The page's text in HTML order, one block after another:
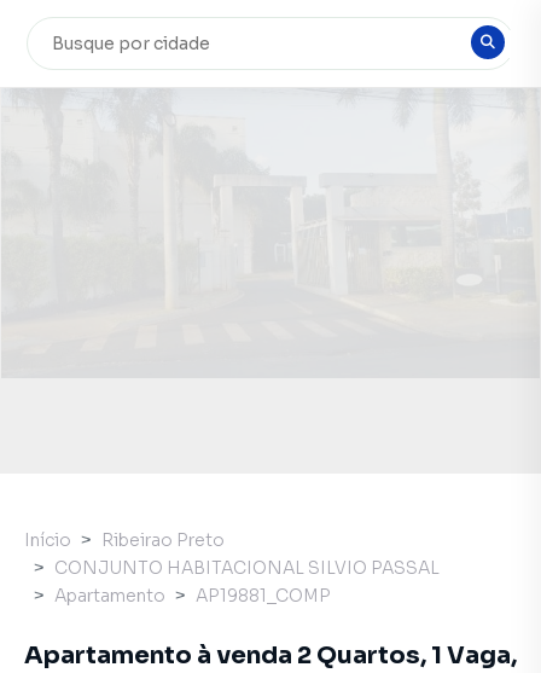
Início
Ribeirao Preto
CONJUNTO HABITACIONAL SILVIO PASSAL
Apartamento
AP19881_COMP
Apartamento à venda 2 Quartos, 1 Vaga,